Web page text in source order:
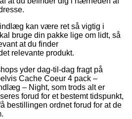
kan være ret så vigtig i
bruge din pakke lige om lidt, så
at du finder
relevante produkt.
yder dag-til-dag fragt på
Cache Coeur 4 pack –
– Night, som trods alt er
forud for et bestemt tidspunkt,
bestillingen ordnet forud for at de